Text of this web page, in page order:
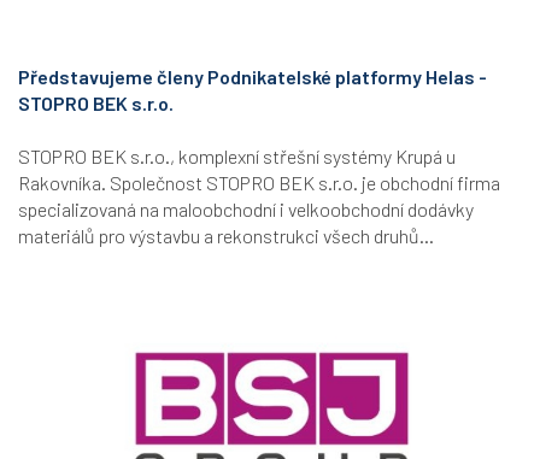
Představujeme členy Podnikatelské platformy Helas -
STOPRO BEK s.r.o.
STOPRO BEK s.r.o., komplexní střešní systémy Krupá u
Rakovníka. Společnost STOPRO BEK s.r.o. je obchodní firma
specializovaná na maloobchodní i velkoobchodní dodávky
materiálů pro výstavbu a rekonstrukci všech druhů...